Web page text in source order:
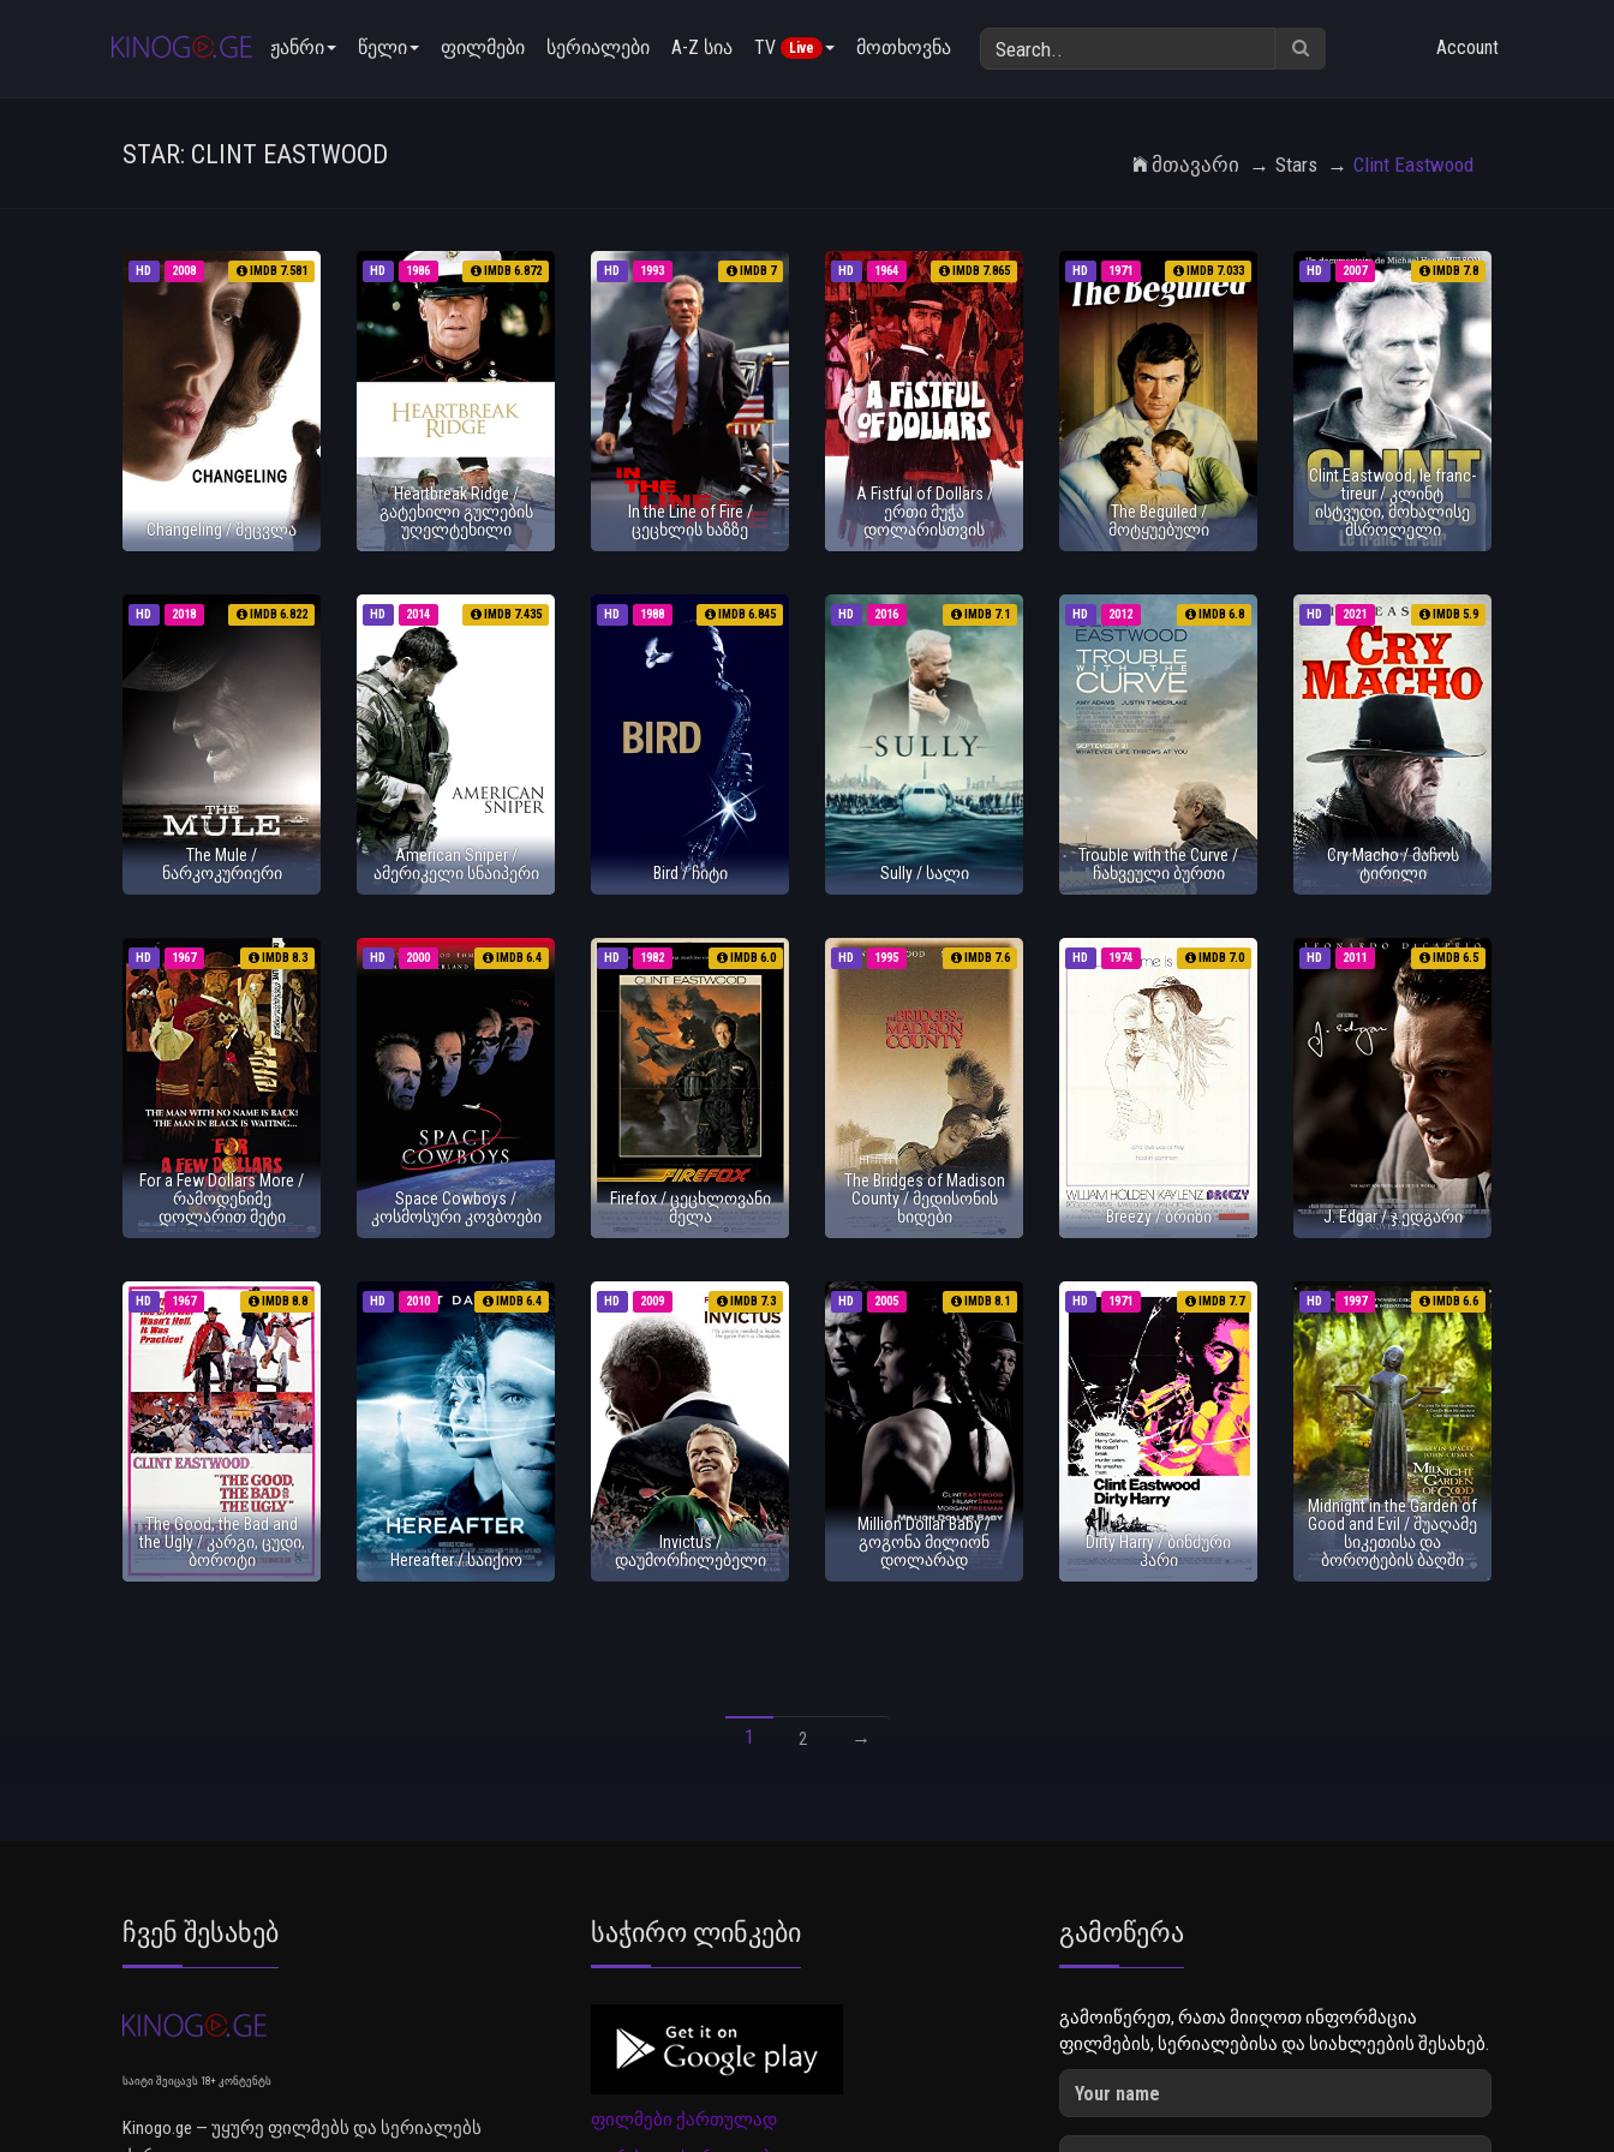
ჟანრი წელი ფილმები სერიალები A-Z სია TV Live მოთხოვნა Account
STAR: CLINT EASTWOOD Მთავარი Stars Clint Eastwood
HD 2008 IMDB 7.581
Changeling / შეცვლა
HD 1986 IMDB 6.872
Heartbreak Ridge /
გატეხილი გულების
უღელტეხილი
HD 1993 IMDB 7
In the Line of Fire /
ცეცხლის ხაზზე
HD 1964 IMDB 7.865
A Fistful of Dollars /
ერთი მუჭა
დოლარისთვის
HD 1971 IMDB 7.033
The Beguiled /
მოტყუებული
HD 2007 IMDB 7.8
Clint Eastwood, le franc-
tireur / კლინტ
ისტვუდი, მოხალისე
მსროლელი
HD 2018 IMDB 6.822
The Mule /
ნარკოკურიერი
HD 2014 IMDB 7.435
American Sniper /
ამერიკელი სნაიპერი
HD 1988 IMDB 6.845
Bird / ჩიტი
HD 2016 IMDB 7.1
Sully / სალი
HD 2012 IMDB 6.8
Trouble with the Curve /
ჩახვეული ბურთი
HD 2021 IMDB 5.9
Cry Macho / მაჩოს
ტირილი
HD 1967 IMDB 8.3
For a Few Dollars More /
რამოდენიმე
დოლარით მეტი
HD 2000 IMDB 6.4
Space Cowboys /
კოსმოსური კოვბოები
HD 1982 IMDB 6.0
Firefox / ცეცხლოვანი
მელა
HD 1995 IMDB 7.6
The Bridges of Madison
County / მედისონის
ხიდები
HD 1974 IMDB 7.0
Breezy / ბრიზი
HD 2011 IMDB 6.5
J. Edgar / ჯ.ედგარი
HD 1967 IMDB 8.8
The Good, the Bad and
the Ugly / კარგი, ცუდი,
ბოროტი
HD 2010 IMDB 6.4
Hereafter / საიქიო
HD 2009 IMDB 7.3
Invictus /
დაუმორჩილებელი
HD 2005 IMDB 8.1
Million Dollar Baby /
გოგონა მილიონ
დოლარად
HD 1971 IMDB 7.7
Dirty Harry / ბინძური
ჰარი
HD 1997 IMDB 6.6
Midnight in the Garden of
Good and Evil / შუაღამე
სიკეთისა და
ბოროტების ბაღში
1 2 →
Ჩვენ Შესახებ
საიტი შეიცავს 18+ კონტენტს
Kinogo.ge — უყურე ფილმებს და სერიალებს
Საჭირო Ლინკები
ფილმები ქართულად
Გამოწერა
გამოიწერეთ, რათა მიიღოთ ინფორმაცია
ფილმების, სერიალებისა და სიახლეების შესახებ.